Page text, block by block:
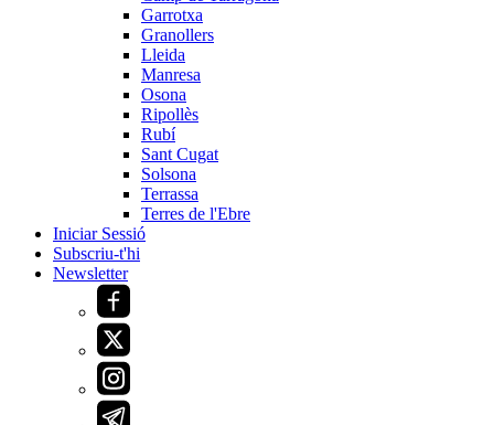
Garrotxa
Granollers
Lleida
Manresa
Osona
Ripollès
Rubí
Sant Cugat
Solsona
Terrassa
Terres de l'Ebre
Iniciar Sessió
Subscriu-t'hi
Newsletter